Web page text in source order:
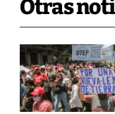
Otras